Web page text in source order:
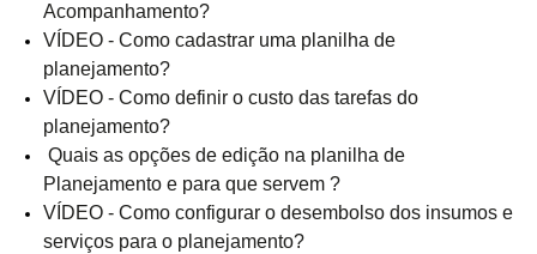
Acompanhamento?
VÍDEO - Como cadastrar uma planilha de
planejamento?
VÍDEO - Como definir o custo das tarefas do
planejamento?
Quais as opções de edição na planilha de
Planejamento e para que servem ?
VÍDEO - Como configurar o desembolso dos insumos e
serviços para o planejamento?